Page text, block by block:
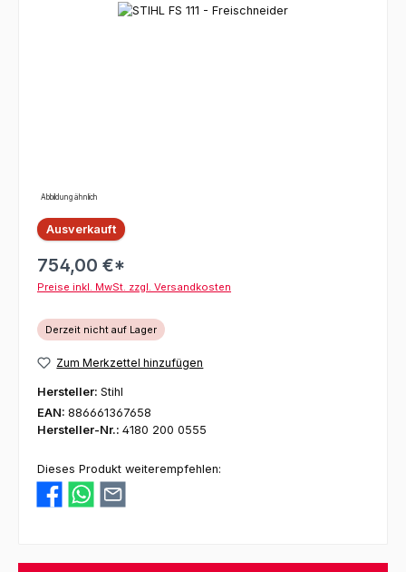
Bildergalerie überspringen
Abbildung ähnlich
Ausverkauft
754,00 €*
Preise inkl. MwSt. zzgl. Versandkosten
Derzeit nicht auf Lager
Zum Merkzettel hinzufügen
Hersteller: Stihl
EAN: 886661367658
Hersteller-Nr.: 4180 200 0555
Dieses Produkt weiterempfehlen: